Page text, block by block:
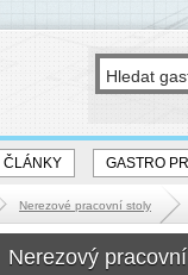
ČLÁNKY GASTRO
Nerezové pracovní stoly
Nerezový